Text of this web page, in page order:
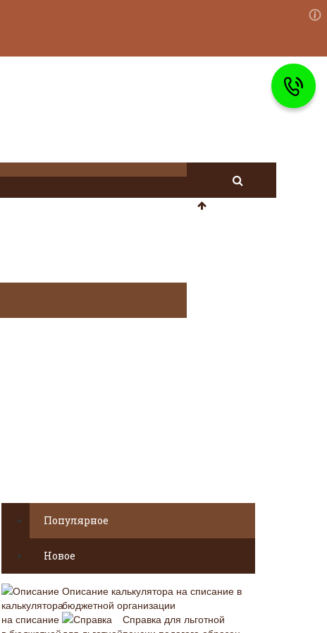
Популярное
Новое
Описание калькулятора на списание в
бюджетной организации
Справка для льготной